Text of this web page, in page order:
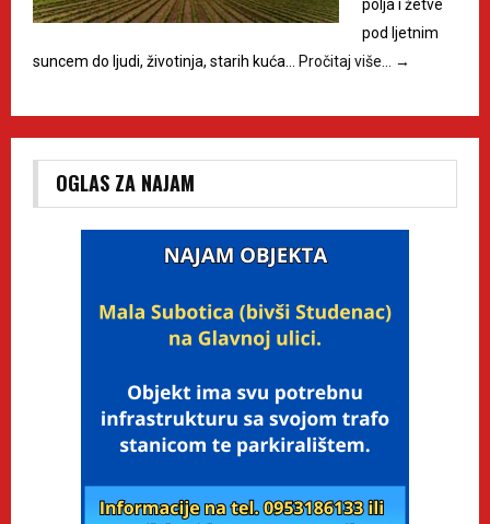
polja i žetve
pod ljetnim
suncem do ljudi, životinja, starih kuća…
Pročitaj više… →
OGLAS ZA NAJAM